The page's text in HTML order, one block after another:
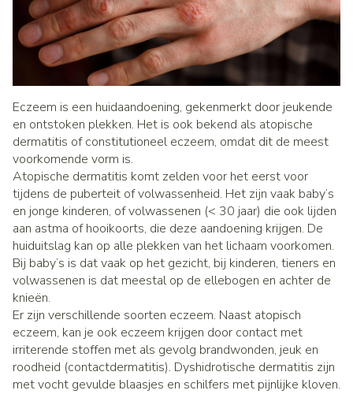
Eczeem is een huidaandoening, gekenmerkt door jeukende
en ontstoken plekken. Het is ook bekend als atopische
dermatitis of constitutioneel eczeem, omdat dit de meest
voorkomende vorm is.
Atopische dermatitis komt zelden voor het eerst voor
tijdens de puberteit of volwassenheid. Het zijn vaak baby’s
en jonge kinderen, of volwassenen (< 30 jaar) die ook lijden
aan astma of hooikoorts, die deze aandoening krijgen. De
huiduitslag kan op alle plekken van het lichaam voorkomen.
Bij baby’s is dat vaak op het gezicht, bij kinderen, tieners en
volwassenen is dat meestal op de ellebogen en achter de
knieën.
Er zijn verschillende soorten eczeem. Naast atopisch
eczeem, kan je ook eczeem krijgen door contact met
irriterende stoffen met als gevolg brandwonden, jeuk en
roodheid (contactdermatitis). Dyshidrotische dermatitis zijn
met vocht gevulde blaasjes en schilfers met pijnlijke kloven.